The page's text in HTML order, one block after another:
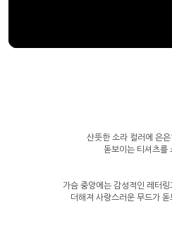
산뜻한 소라 컬러에 은
돋보이는 티셔츠를
가슴 중앙에는 감성적인 레터링
더해져 사랑스러운 무드가